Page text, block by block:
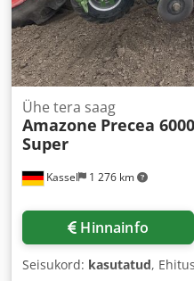
Kassel 1 276 km
Ühe tera saag
Amazone Precea
Super
Hinnainfo
Seisukord: kasutatud,